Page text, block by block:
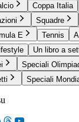
Coppa Italia
Squadre
E Tennis
Un libro a
Speciali
Speciali